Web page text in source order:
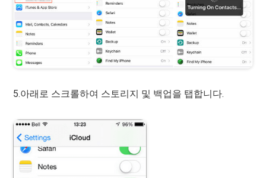
5.아래로 스크롤하여 스토리지 및 백업을 탭합니다.